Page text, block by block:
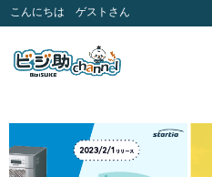
こんにちは ゲストさん